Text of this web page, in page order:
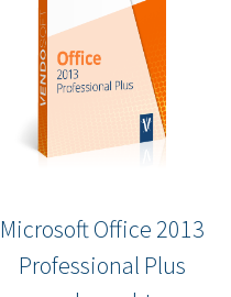
Microsoft Office 2013
Professional Plus